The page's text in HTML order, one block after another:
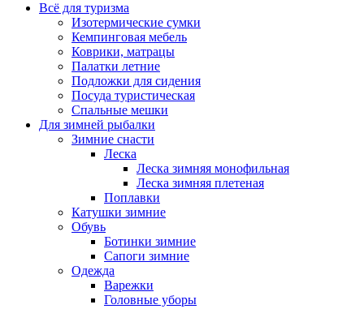
Всё для туризма
Изотермические сумки
Кемпинговая мебель
Коврики, матрацы
Палатки летние
Подложки для сидения
Посуда туристическая
Спальные мешки
Для зимней рыбалки
Зимние снасти
Леска
Леска зимняя монофильная
Леска зимняя плетеная
Поплавки
Катушки зимние
Обувь
Ботинки зимние
Сапоги зимние
Одежда
Варежки
Головные уборы